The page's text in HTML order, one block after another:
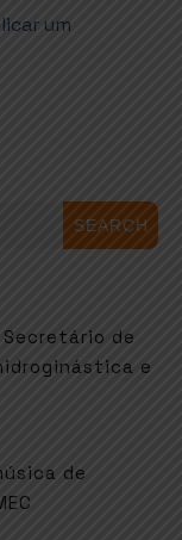
um
SEARCH
Secretário de
e
de